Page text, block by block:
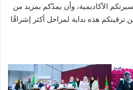
الأكاديمية، وأن يمدّكم بمزيد من
ترقيتكم هذه بداية لمراحل أكثر إشراقًا